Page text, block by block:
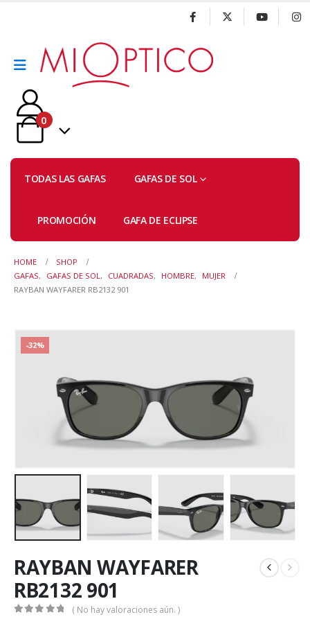
0
TODAS LAS GAFAS GAFAS DE SOL
PROMOCIÓN GAFA DE ECLIPSE
HOME
SHOP
GAFAS, GAFAS DE SOL, CUADRADAS, HOMBRE,
MUJER
RAYBAN WAYFARER RB2132 901
-32%
RAYBAN WAYFARER
RB2132 901
( No hay valoraciones aún. )